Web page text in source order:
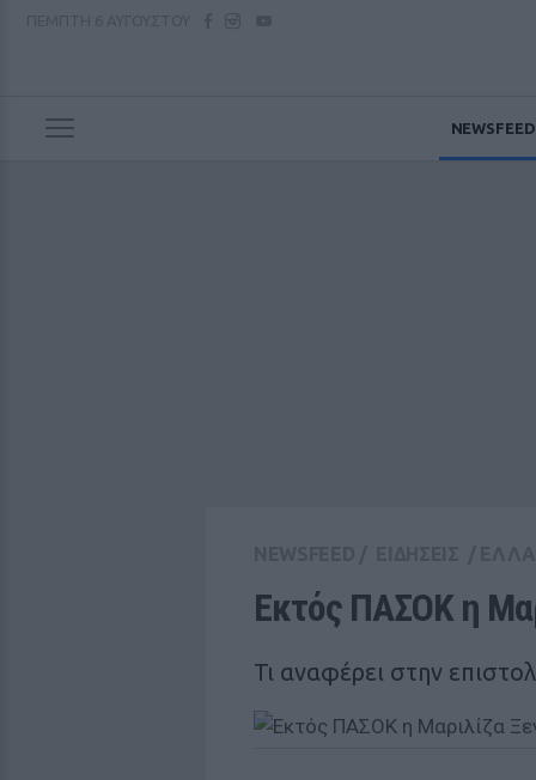
NEWSFEED
Εκτός ΠΑΣΟΚ η
Τι αναφέρει στην